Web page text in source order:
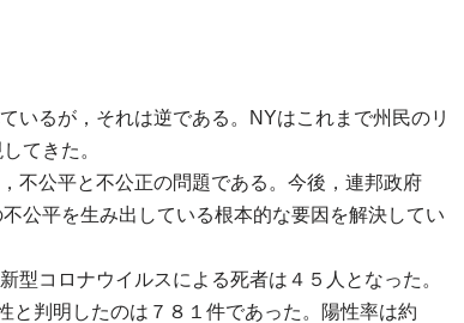
いるが，それは逆である。NYはこれまで州民のリ
てきた。
不公平と不公正の問題である。今後，連邦政府
公平を生み出している根本的な要因を解決してい
型コロナウイルスによる死者は４５人となった。
と判明したのは７８１件であった。陽性率は約